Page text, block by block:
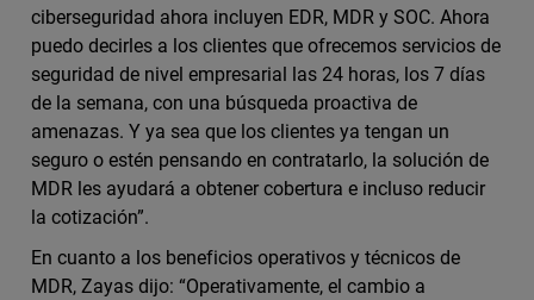
ciberseguridad ahora incluyen EDR, MDR y SOC. Ahora
puedo decirles a los clientes que ofrecemos servicios de
seguridad de nivel empresarial las 24 horas, los 7 días
de la semana, con una búsqueda proactiva de
amenazas. Y ya sea que los clientes ya tengan un
seguro o estén pensando en contratarlo, la solución de
MDR les ayudará a obtener cobertura e incluso reducir
la cotización”.
En cuanto a los beneficios operativos y técnicos de
MDR, Zayas dijo: “Operativamente, el cambio a